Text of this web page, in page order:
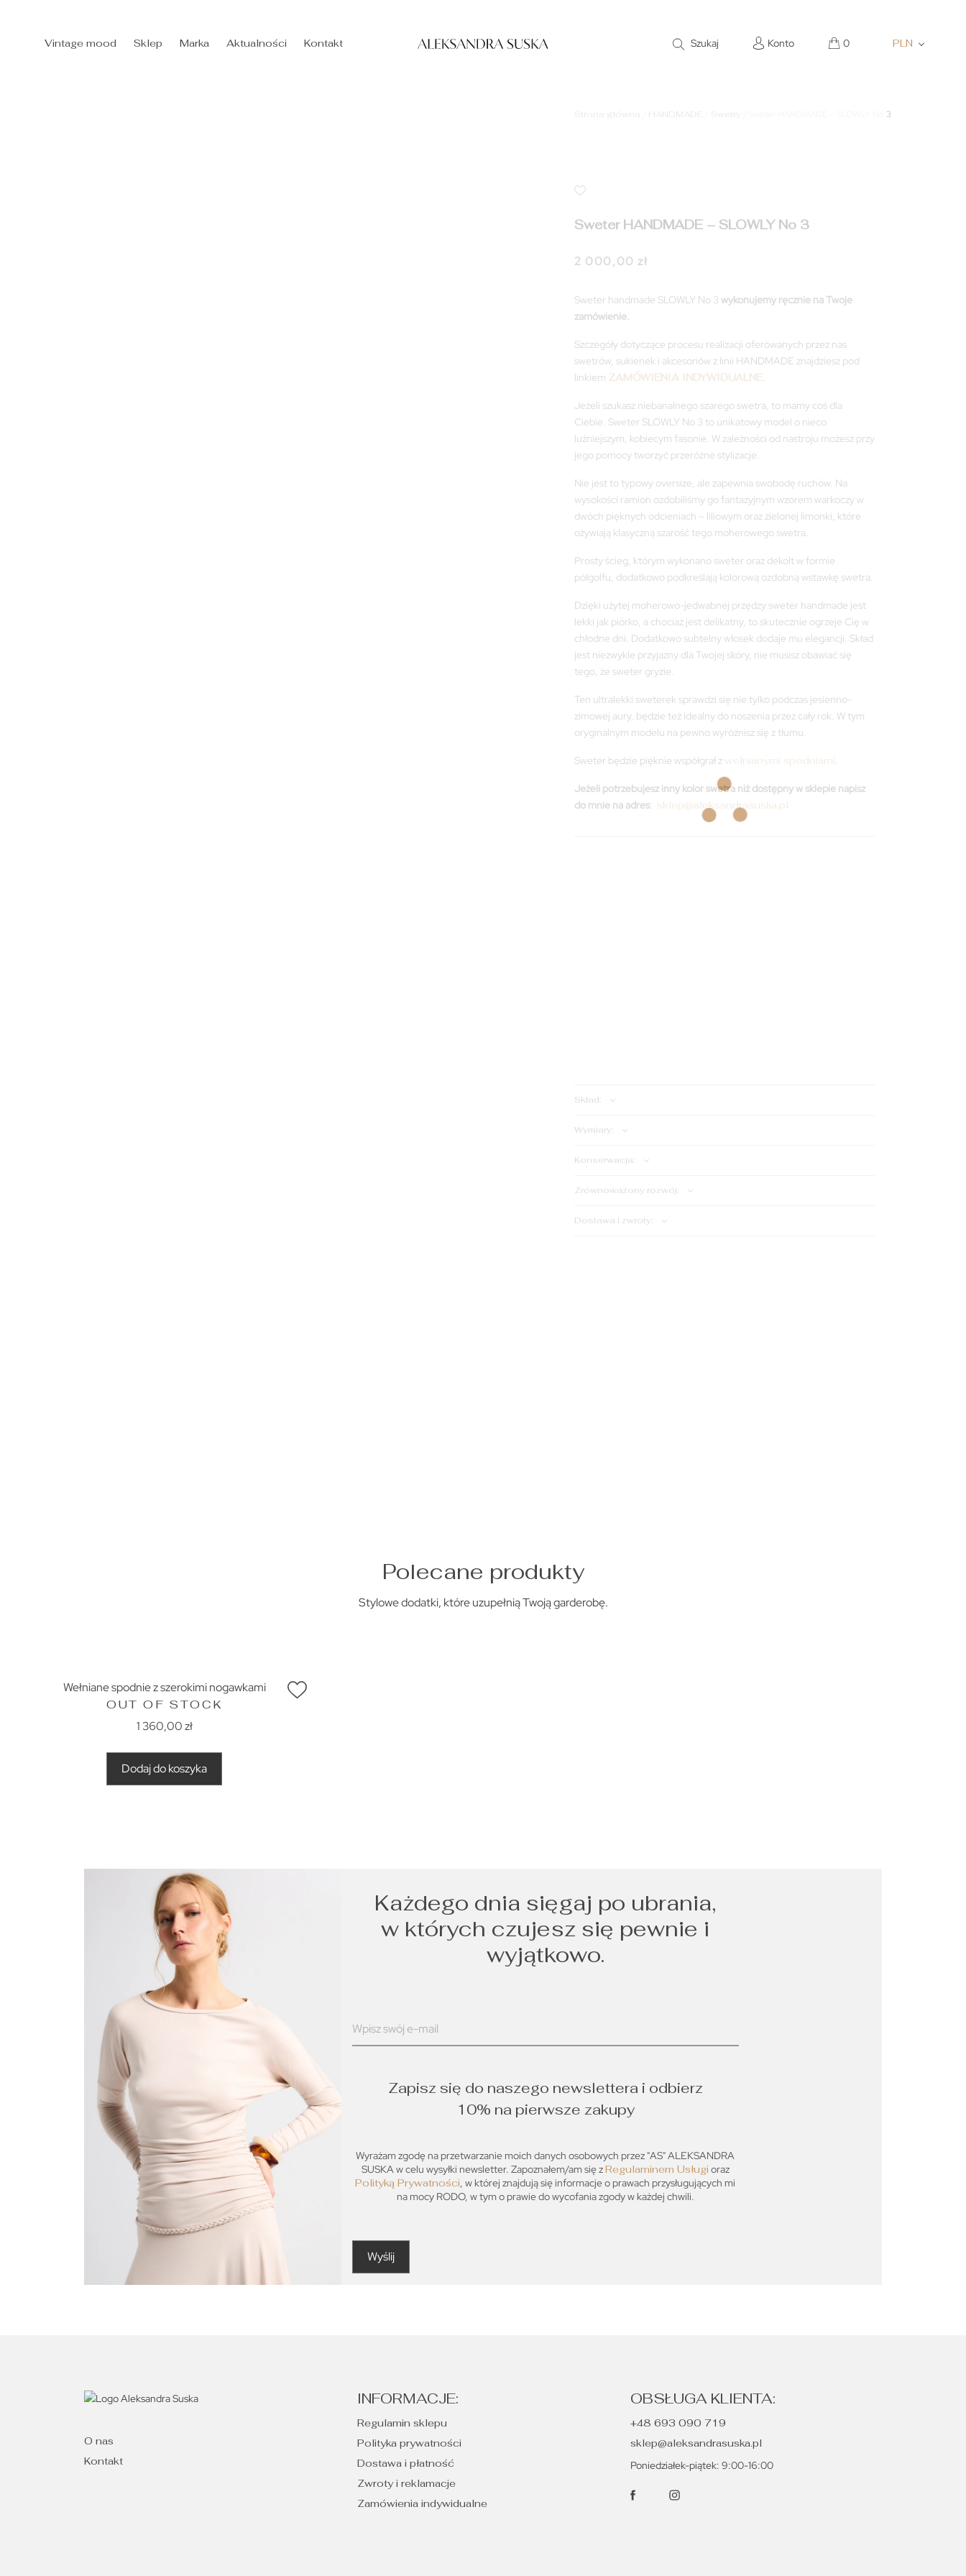
Vintage mood Sklep Marka Aktualności Kontakt Szukaj Konto 0 PLN
Strona główna HANDMADE Swetry / Sweter HANDMADE – SLOWLY No 3
Sweter HANDMADE – SLOWLY No 3
2 000,00 zł
Sweter handmade SLOWLY No 3 wykonujemy ręcznie na Twoje
zamówienie.
Szczegóły dotyczące procesu realizacji oferowanych przez nas
swetrów, sukienek i akcesoriów z linii HANDMADE znajdziesz pod
linkiem ZAMÓWIENIA INDYWIDUALNE.
Jeżeli szukasz niebanalnego szarego swetra, to mamy coś dla
Ciebie. Sweter SLOWLY No 3 to unikatowy model o nieco
luźniejszym, kobiecym fasonie. W zależności od nastroju możesz przy
jego pomocy tworzyć przeróżne stylizacje.
Nie jest to typowy oversize, ale zapewnia swobodę ruchów. Na
wysokości ramion ozdobiliśmy go fantazyjnym wzorem warkoczy w
dwóch pięknych odcieniach – liliowym oraz zielonej limonki, które
ożywiają klasyczną szarość tego moherowego swetra.
Prosty ścieg, którym wykonano sweter oraz dekolt w formie
półgolfu, dodatkowo podkreślają kolorową ozdobną wstawkę swetra.
Dzięki użytej moherowo-jedwabnej przędzy sweter handmade jest
lekki jak piórko, a chociaż jest delikatny, to skutecznie ogrzeje Cię w
chłodne dni. Dodatkowo subtelny włosek dodaje mu elegancji. Skład
jest niezwykle przyjazny dla Twojej skóry, nie musisz obawiać się
tego, że sweter gryzie.
Ten ultralekki sweterek sprawdzi się nie tylko podczas jesienno-
zimowej aury, będzie też idealny do noszenia przez cały rok. W tym
oryginalnym modelu na pewno wyróżnisz się z tłumu.
Sweter będzie pięknie współgrał z wełnianymi spodniami.
Jeżeli potrzebujesz inny kolor swetra niż dostępny w sklepie napisz
do mnie na adres: sklep@aleksandrasuska.pl
Skład:
Wymiary:
Konserwacja:
Zrównoważony rozwój:
Dostawa i zwroty:
Polecane produkty
Stylowe dodatki, które uzupełnią Twoją garderobę.
Wełniane spodnie z szerokimi nogawkami
OUT OF STOCK
1 360,00zł
Dodaj do koszyka
Każdego dnia sięgaj po ubrania,
w których czujesz się pewnie i
wyjątkowo.
Zapisz się do naszego newslettera i odbierz
10% na pierwsze zakupy
Wyrażam zgodę na przetwarzanie moich danych osobowych przez "AS" ALEKSANDRA
SUSKA w celu wysyłki newsletter. Zapoznałem/am się zRegulaminem Usługi oraz
Polityką Prywatności, w której znajdują się informacje o prawach przysługujących mi
na mocy RODO, w tym o prawie do wycofania zgody w każdej chwili.
O nas
Kontakt
INFORMACJE:
Regulamin sklepu
Polityka prywatności
Dostawa i płatność
Zwroty i reklamacje
Zamówienia indywidualne
OBSŁUGA KLIENTA:
+48 693 090 719
sklep@aleksandrasuska.pl
Poniedziałek-piątek: 9:00-16:00